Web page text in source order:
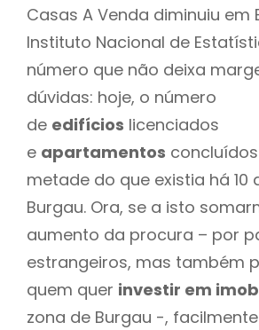
Casas A Venda diminuiu em
Instituto Nacional de
número que não deixa
dúvidas: hoje, o número
de edifícios licenciados
e apartamentos
metade do que existia há 10
Burgau. Ora, se a isto
aumento da procura – por
estrangeiros, mas também
quem quer investir em
zona de Burgau -,